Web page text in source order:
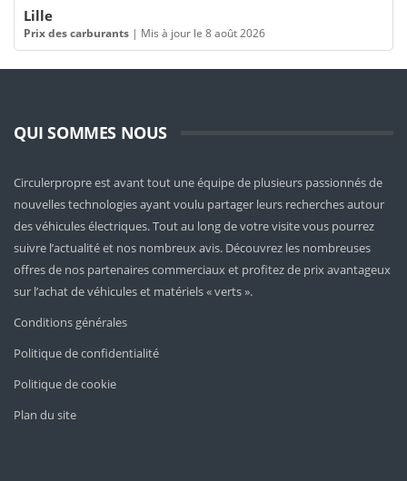
Lille
Prix des carburants | Mis à jour le 8 août 2026
QUI SOMMES NOUS
Circulerpropre est avant tout une équipe de plusieurs passionnés de
nouvelles technologies ayant voulu partager leurs recherches autour
des véhicules électriques. Tout au long de votre visite vous pourrez
suivre l’actualité et nos nombreux avis. Découvrez les nombreuses
offres de nos partenaires commerciaux et profitez de prix avantageux
sur l’achat de véhicules et matériels « verts ».
Conditions générales
Politique de confidentialité
Politique de cookie
Plan du site